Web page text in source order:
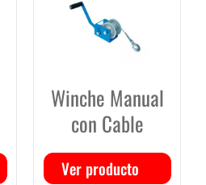
Winche Manual
con Cable
Ver producto